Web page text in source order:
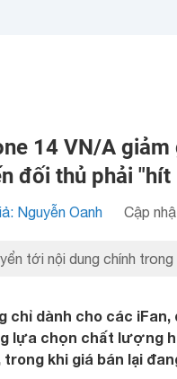
14 VN/A
đối thủ phải "hít
Nguyễn Oanh Cập
tới nội dung chính
chỉ dành cho các
lựa chọn chất lượng
trong khi giá bán lại